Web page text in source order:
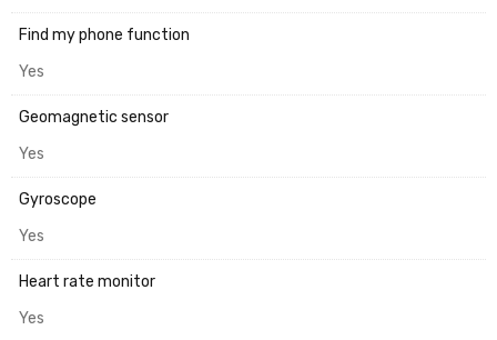
Find my phone function
Yes
Geomagnetic sensor
Yes
Gyroscope
Yes
Heart rate monitor
Yes